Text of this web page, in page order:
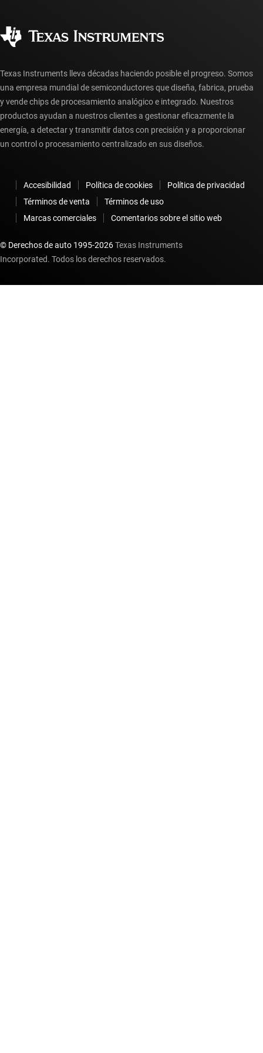
Preguntas frecuentes sobre la cuenta myTI
Texas Instruments lleva décadas haciendo posible el progreso. Somos
una empresa mundial de semiconductores que diseña, fabrica, prueba
y vende chips de procesamiento analógico e integrado. Nuestros
productos ayudan a nuestros clientes a gestionar eficazmente la
energía, a detectar y transmitir datos con precisión y a proporcionar
un control o procesamiento centralizado en sus diseños.
Accesibilidad Política de cookies
Política de privacidad
Términos de venta
Términos de uso
Marcas comerciales
Comentarios sobre el sitio web
© Derechos de auto 1995-2026Texas Instruments
Incorporated. Todos los derechos reservados.